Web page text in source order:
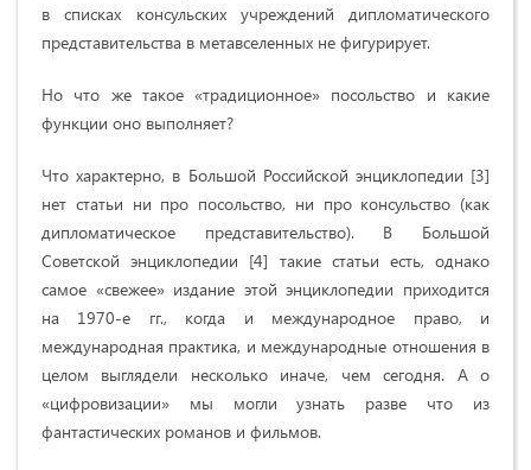
в списках консульских учреждений дипломатического
представительства в метавселенных не фигурирует.
Но что же такое «традиционное» посольство и какие
функции оно выполняет?
Что характерно, в Большой Российской энциклопедии [3]
нет статьи ни про посольство, ни про консульство (как
дипломатическое представительство). В Большой
Советской энциклопедии [4] такие статьи есть, однако
самое «свежее» издание этой энциклопедии приходится
на 1970-е гг., когда и международное право, и
международная практика, и международные отношения в
целом выглядели несколько иначе, чем сегодня. А о
«цифровизации» мы могли узнать разве что из
фантастических романов и фильмов.